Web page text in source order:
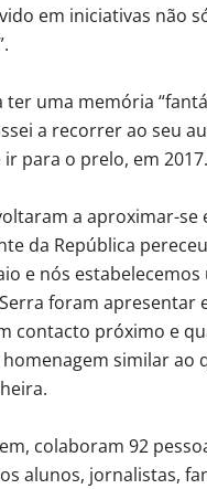
em iniciativas não
uma memória
a recorrer ao seu
para o prelo, em 2017.
a aproximar-
da República
e nós
foram apresentar
contacto próximo e
similar ao
colaboram 92
alunos, jornalistas,